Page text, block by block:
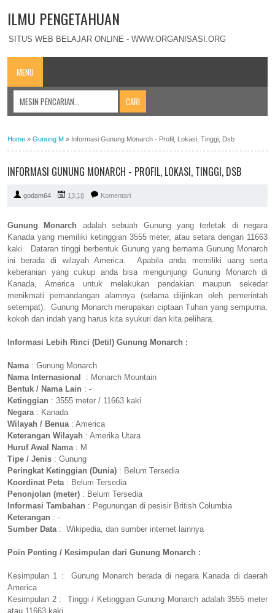
ILMU PENGETAHUAN
SITUS WEB BELAJAR ONLINE - WWW.ORGANISASI.ORG
MENU
Home » Gunung M » Informasi Gunung Monarch - Profil, Lokasi, Tinggi, Dsb
INFORMASI GUNUNG MONARCH - PROFIL, LOKASI, TINGGI, DSB
godam64 13:18 Komentari
Gunung Monarch adalah sebuah Gunung yang terletak di negara
Kanada yang memiliki ketinggian 3555 meter, atau setara dengan 11663
kaki. Dataran tinggi berbentuk Gunung yang bernama Gunung Monarch
ini berada di wilayah America. Apabila anda memiliki uang serta
keberanian yang cukup anda bisa mengunjungi Gunung Monarch di
Kanada, America untuk melakukan pendakian maupun sekedar
menikmati pemandangan alamnya (selama diijinkan oleh pemerintah
setempat). Gunung Monarch merupakan ciptaan Tuhan yang sempurna,
kokoh dan indah yang harus kita syukuri dan kita pelihara.
Informasi Lebih Rinci (Detil) Gunung Monarch :
Nama: Gunung Monarch
Nama Internasional
: Monarch Mountain
Bentuk / Nama Lain : -
Ketinggian : 3555 meter / 11663 kaki
Negara: Kanada
Wilayah / Benua: America
Keterangan Wilayah : Amerika Utara
Huruf Awal Nama: M
Tipe / Jenis : Gunung
Peringkat Ketinggian (Dunia) : Belum Tersedia
Koordinat Peta: Belum Tersedia
Penonjolan (meter) : Belum Tersedia
Informasi Tambahan : Pegunungan di pesisir British Columbia
Keterangan : -
Sumber Data: Wikipedia, dan sumber internet lainnya
Poin Penting / Kesimpulan dari Gunung Monarch :
Kesimpulan 1 : Gunung Monarch berada di negara Kanada di daerah
America
Kesimpulan 2 : Tinggi / Ketinggian Gunung Monarch adalah 3555 meter
atau 11663 kaki